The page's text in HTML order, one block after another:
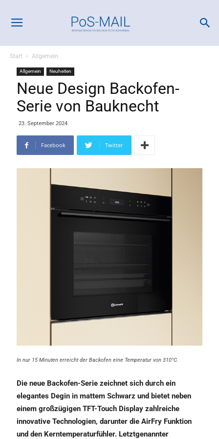
Start Allgemein
Allgemein Neuheiten
Neue Design Backofen-
Serie von Bauknecht
23. September 2024
Facebook Twitter
In nur 15 Minuten erreicht der Backofen eine Temperatur von 310°C.
Die neue Backofen-Serie zeichnet sich durch ein
elegantes Degin in mattem Schwarz und bietet neben
einem großzügigen TFT-Touch Display zahlreiche
innovative Technologien, darunter die AirFry Funktion
und den Kerntemperaturfühler. Letztgenannter